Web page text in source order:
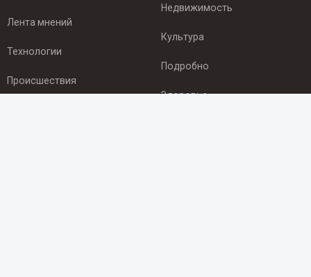
Лента мнений
Технологии
Происшествия
Недвижимость
Культура
Подробно
Здоровье